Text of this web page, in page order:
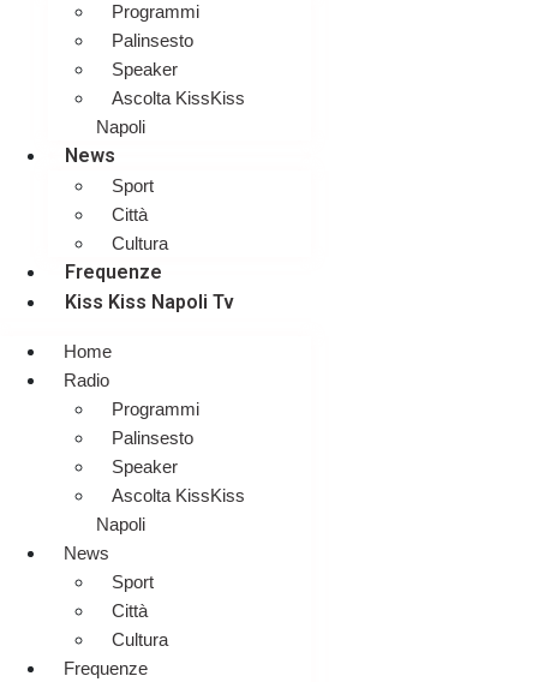
Programmi
Palinsesto
Speaker
Ascolta KissKiss
Napoli
News
Sport
Città
Cultura
Frequenze
Kiss Kiss Napoli Tv
Home
Radio
Programmi
Palinsesto
Speaker
Ascolta KissKiss
Napoli
News
Sport
Città
Cultura
Frequenze